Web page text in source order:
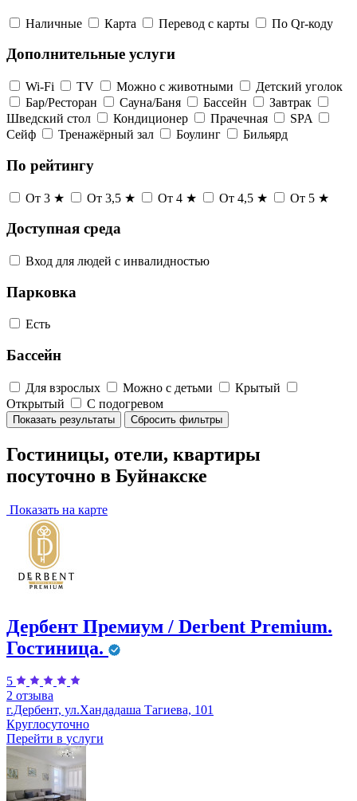
Наличные Карта Перевод с карты По Qr-коду
Дополнительные услуги
Wi-Fi TV Можно с животными
Детский уголок
Бар/Ресторан
Сауна/Баня Бассейн
Завтрак
Шведский стол
Кондиционер Прачечная
SPA
Сейф
Тренажёрный зал Боулинг Бильярд
По рейтингу
От 3 ★ От 3,5 ★ От 4 ★ От 4,5 ★ От 5 ★
Доступная среда
Вход для людей с инвалидностью
Парковка
Есть
Бассейн
Для взрослых Можно с детьми
Крытый
Открытый
С подогревом
Показать результаты Сбросить фильтры
Гостиницы, отели, квартиры
посуточно в Буйнакске
Показать на карте
Дербент Премиум / Derbent Premium.
Гостиница.
5
2 отзыва
г.Дербент, ул.​Хандадаша Тагиева, 101
Круглосуточно
Перейти в услуги